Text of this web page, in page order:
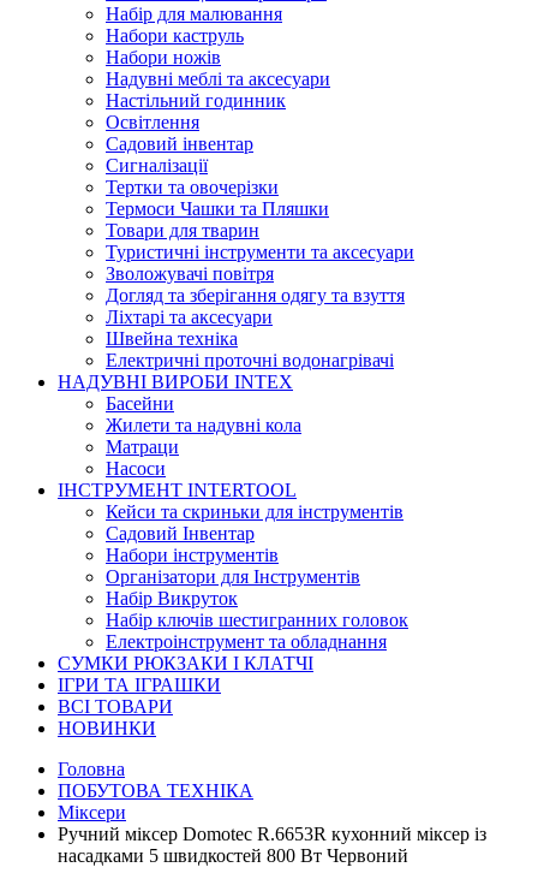
Набір для малювання
Набори каструль
Набори ножів
Надувні меблі та аксесуари
Настільний годинник
Освітлення
Садовий інвентар
Сигналізації
Тертки та овочерізки
Термоси Чашки та Пляшки
Товари для тварин
Туристичні інструменти та аксесуари
Зволожувачі повітря
Догляд та зберігання одягу та взуття
Ліхтарі та аксесуари
Швейна техніка
Електричні проточні водонагрівачі
НАДУВНІ ВИРОБИ INTEX
Басейни
Жилети та надувні кола
Матраци
Насоси
ІНСТРУМЕНТ INTERTOOL
Кейси та скриньки для інструментів
Садовий Інвентар
Набори інструментів
Організатори для Інструментів
Набір Викруток
Набір ключів шестигранних головок
Електроінструмент та обладнання
СУМКИ РЮКЗАКИ І КЛАТЧІ
ІГРИ ТА ІГРАШКИ
ВСІ ТОВАРИ
НОВИНКИ
Головна
ПОБУТОВА ТЕХНІКА
Міксери
Ручний міксер Domotec R.6653R кухонний міксер із
насадками 5 швидкостей 800 Вт Червоний